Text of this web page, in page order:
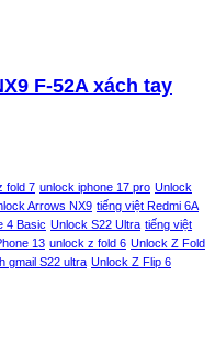
F-52A xách tay
fold 7 unlock iphone 17 pro Unlock
Arrows NX9 tiếng việt Redmi 6A
4 Basic Unlock S22 Ultra tiếng việt
13 unlock z fold 6 Unlock Z Fold
gmail S22 ultra Unlock Z Flip 6